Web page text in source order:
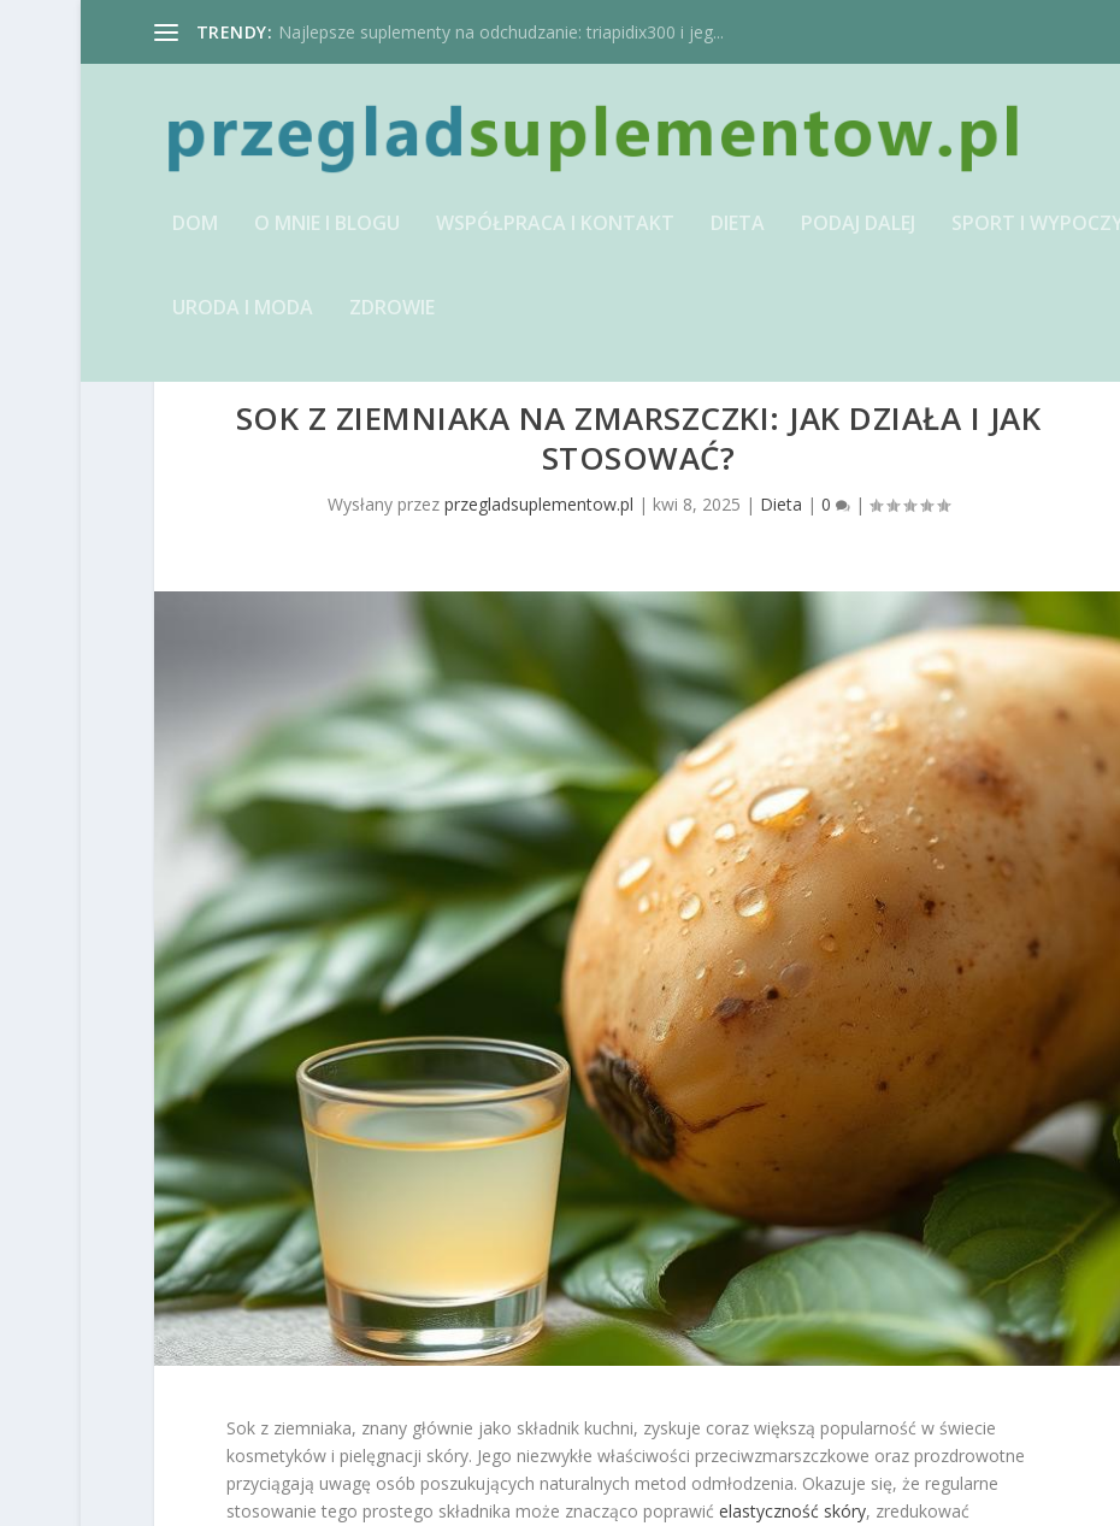
TRENDY: Najlepsze suplementy na odchudzanie: triapidix300 i jeg...
DOM O MNIE I BLOGU WSPÓŁPRACA I KONTAKT DIETA PODAJ DALEJ SPORT I
URODA I MODA ZDROWIE
SOK Z ZIEMNIAKA NA ZMARSZCZKI: JAK DZIAŁA I JAK
STOSOWAĆ?
Wysłany przez przegladsuplementow.pl | kwi 8, 2025 | Dieta | 0 |
Sok z ziemniaka, znany głównie jako składnik kuchni, zyskuje coraz większą popularność w świecie
kosmetyków i pielęgnacji skóry. Jego niezwykłe właściwości przeciwzmarszczkowe oraz prozdrowotne
przyciągają uwagę osób poszukujących naturalnych metod odmłodzenia. Okazuje się, że regularne
stosowanie tego prostego składnika może znacząco poprawić elastyczność skóry, zredukować